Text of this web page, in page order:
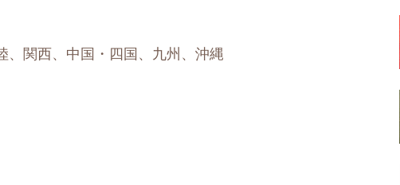
、関西、中国・四国、九州、沖縄